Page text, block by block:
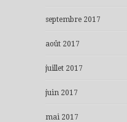
septembre 2017
août 2017
juillet 2017
juin 2017
mai 2017